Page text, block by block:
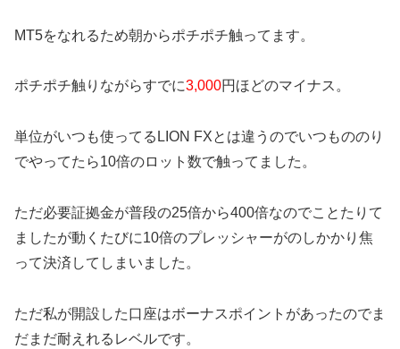
MT5をなれるため朝からポチポチ触ってます。
ポチポチ触りながらすでに3,000円ほどのマイナス。
単位がいつも使ってるLION FXとは違うのでいつもののり
でやってたら10倍のロット数で触ってました。
ただ必要証拠金が普段の25倍から400倍なのでことたりて
ましたが動くたびに10倍のプレッシャーがのしかかり焦
って決済してしまいました。
ただ私が開設した口座はボーナスポイントがあったのでま
だまだ耐えれるレベルです。